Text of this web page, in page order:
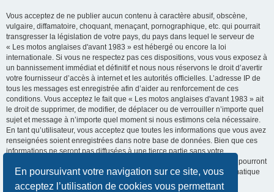
En poursuivant votre navigation sur ce site, vous
acceptez l’utilisation de cookies vous permettant
Vous acceptez de ne publier aucun contenu à caractère abusif, obscène,
vulgaire, diffamatoire, choquant, menaçant, pornographique, etc. qui pourrait
transgresser la législation de votre pays, du pays dans lequel le serveur de
« Les motos anglaises d'avant 1983 » est hébergé ou encore la loi
internationale. Si vous ne respectez pas ces dispositions, vous vous exposez à
un bannissement immédiat et définitif et nous nous réservons le droit d’avertir
votre fournisseur d’accès à internet et les autorités officielles. L’adresse IP de
tous les messages est enregistrée afin d’aider au renforcement de ces
conditions. Vous acceptez le fait que « Les motos anglaises d'avant 1983 » ait
le droit de supprimer, de modifier, de déplacer ou de verrouiller n’importe quel
sujet et message à n’importe quel moment si nous estimons cela nécessaire.
En tant qu’utilisateur, vous acceptez que toutes les informations que vous avez
renseignées soient enregistrées dans notre base de données. Bien que ces
informations ne seront pas diffusées à une tierce partie sans votre
consentement, ni « Les motos anglaises d'avant 1983 », ni phpBB, ne pourront
être tenus comme responsables en cas de tentative de piratage informatique
visant à compromettre vos données.